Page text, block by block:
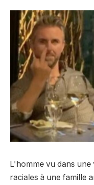
L'homme vu dans une
raciales à une famille